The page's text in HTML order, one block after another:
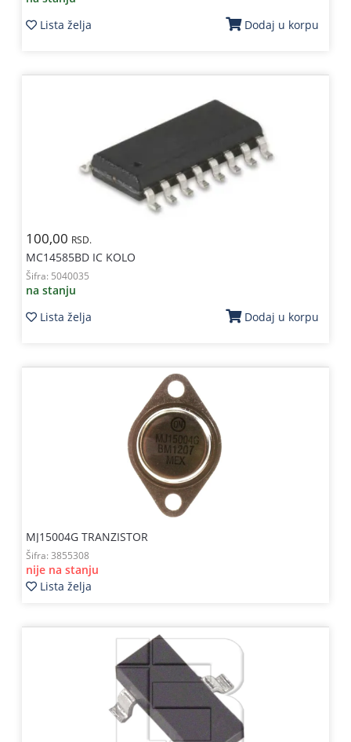
Lista želja
Dodaj u korpu
100,00 RSD.
MC14585BD IC KOLO
Šifra: 5040035
na stanju
Lista želja
Dodaj u korpu
MJ15004G TRANZISTOR
Šifra: 3855308
nije na stanju
Lista želja